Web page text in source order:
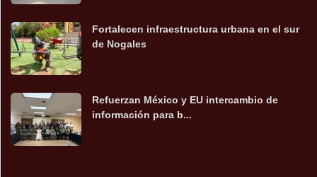
Fortalecen infraestructura urbana en el sur
de Nogales
Refuerzan México y EU intercambio de
información para b...